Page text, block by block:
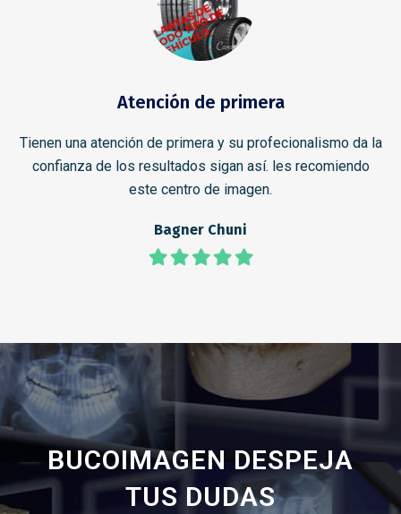
Atención de primera
Tienen una atención de primera y su profecionalismo da la
confianza de los resultados sigan así. les recomiendo
este centro de imagen.
Bagner Chuni
BUCOIMAGEN DESPEJA
TUS DUDAS